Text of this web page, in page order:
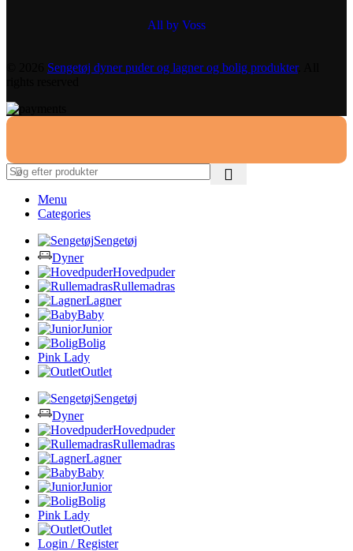
All by Voss
Sengetøj dyner puder og lagner og bolig produkter. All
Menu
Categories
Sengetøj
Dyner
Hovedpuder
Rullemadras
Lagner
Baby
Junior
Bolig
Pink Lady
Outlet
Sengetøj
Dyner
Hovedpuder
Rullemadras
Lagner
Baby
Junior
Bolig
Pink Lady
Outlet
Login / Register